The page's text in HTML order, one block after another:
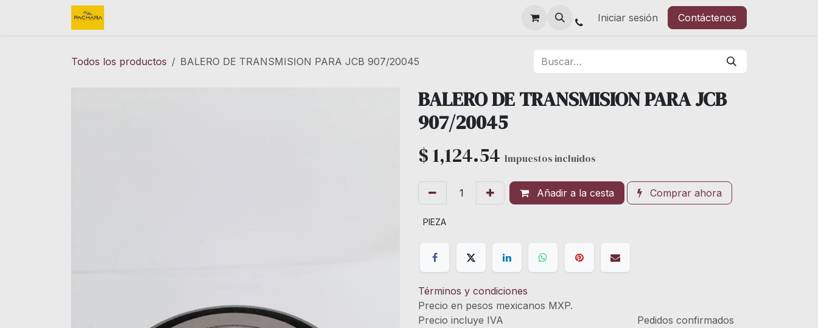
Iniciar sesión Contáctenos
Todos los productos BALERO DE TRANSMISION PARA JCB 907/20045
BALERO DE TRANSMISION PARA JCB
907/20045
$1,124.54 Impuestos incluidos
Añadir a la cesta Comprar ahora
PIEZA
Términos y condiciones
Precio en pesos mexicanos MXP.
Precio incluye IVA Pedidos confirmados